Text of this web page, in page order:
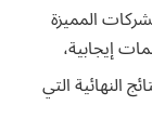
المميزة
إيجابية،
النهائية التي